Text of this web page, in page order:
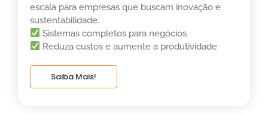
escala para empresas que buscam inovação e
sustentabilidade.
Sistemas completos para negócios
Reduza custos e aumente a produtividade
Saiba Mais!